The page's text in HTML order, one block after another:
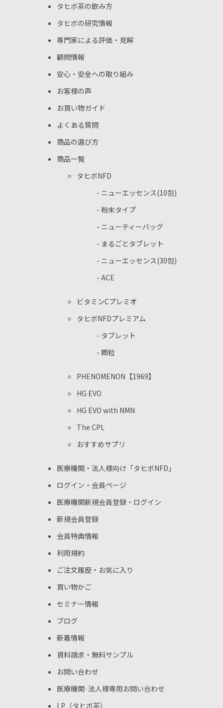
タヒボ茶の飲み方
タヒボの研究情報
専門家による評価・見解
顧問情報
安心・安全への取り組み
お客様の声
お買い物ガイド
よくある質問
商品の選び方
商品一覧
タヒボNFD
- ニューエッセンス(10包)
- 粉末タイプ
- ニューティーバッグ
- まるごとタブレット
- ニューエッセンス(30包)
- ACE
ビタミンCプレミオ
タヒボNFDプレミアム
- タブレット
- 顆粒
PHENOMENON【1969】
HG EVO
HG EVO with NMN
The CPL
おすすめサプリ
医療機関・法人様向け 「タヒボNFD」
ログイン・会員ページ
医療機関新規会員登録・ログイン
新規会員登録
会員特典情報
利用規約
ご注文履歴・お気に入り
買い物かご
セミナー情報
ブログ
新着情報
資料請求・無料サンプル
お問い合わせ
医療機関·法人様専用お問い合わせ
LP（タヒボ茶）